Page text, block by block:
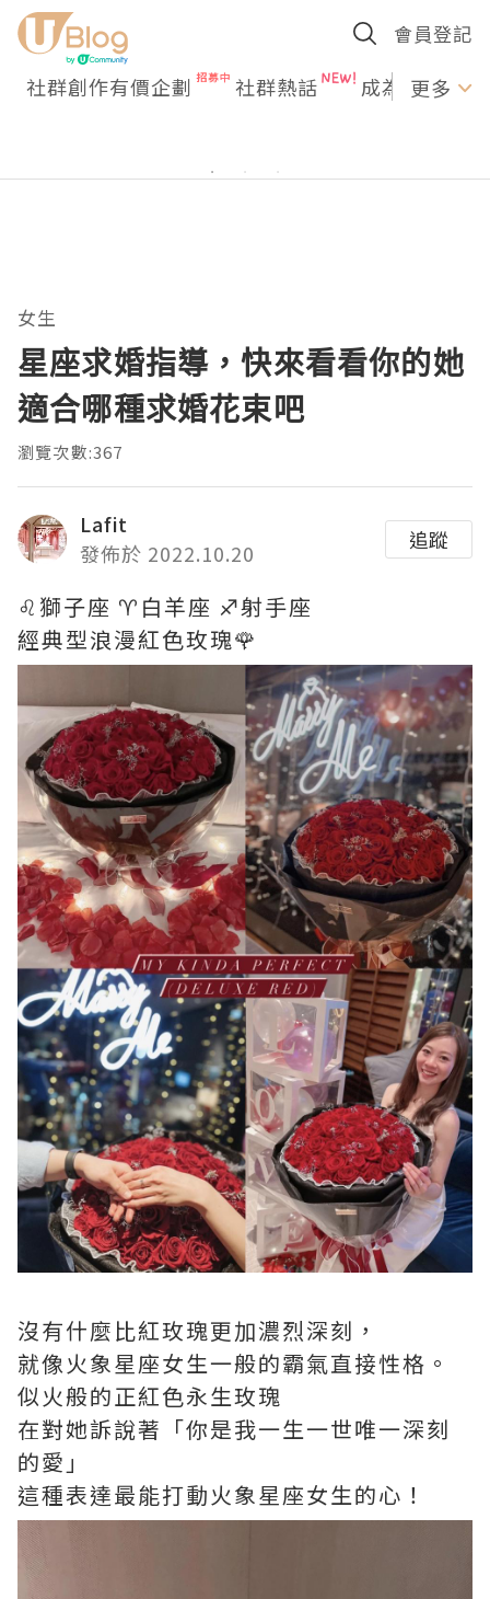
會員登記
社群創作有價企劃 社群熱話 成為U更多
女生
星座求婚指導，快來看看你的她
適合哪種求婚花束吧
瀏覽次數:367
Lafit
發佈於 2022.10.20
追蹤
♌️獅子座 ♈️白羊座 ♐️射手座
經典型浪漫紅色玫瑰🌹
沒有什麼比紅玫瑰更加濃烈深刻，
就像火象星座女生一般的霸氣直接性格。
似火般的正紅色永生玫瑰
在對她訴說著「你是我一生一世唯一深刻
的愛」
這種表達最能打動火象星座女生的心！